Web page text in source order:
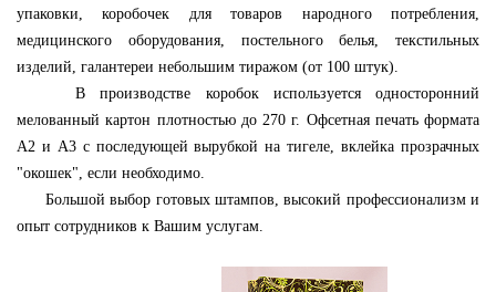
упаковки, коробочек для товаров народного потребления,
медицинского оборудования, постельного белья, текстильных
изделий, галантереи небольшим тиражом (от 100 штук).
В производстве коробок используется односторонний
мелованный картон плотностью до 270 г. Офсетная печать формата
А2 и А3 с последующей вырубкой на тигеле, вклейка прозрачных
"окошек", если необходимо.
Большой выбор готовых штампов, высокий профессионализм и
опыт сотрудников к Вашим услугам.